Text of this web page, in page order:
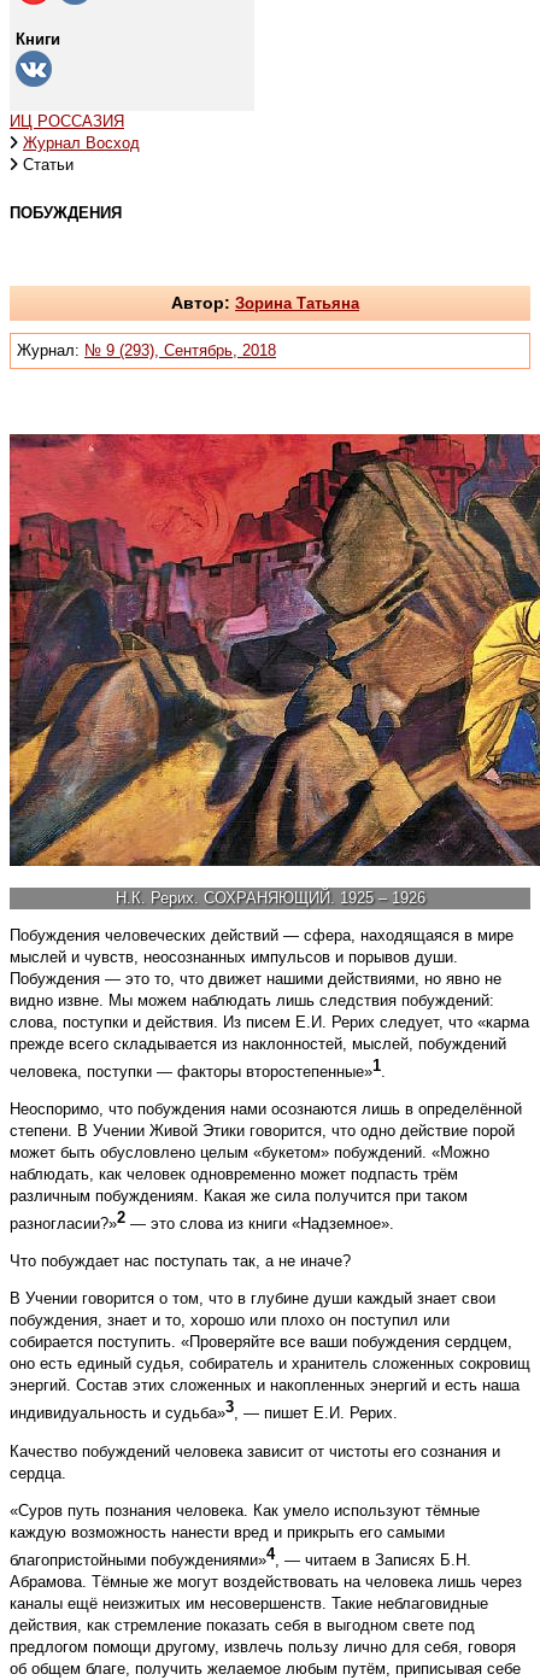
Книги
ИЦ РОССАЗИЯ
Журнал Восход
Статьи
ПОБУЖДЕНИЯ
Автор: Зорина Татьяна
Журнал: № 9 (293), Сентябрь, 2018
Н.К. Рерих. СОХРАНЯЮЩИЙ. 1925 – 1926
Побуждения человеческих действий — сфера, находящаяся в мире
мыслей и чувств, неосознанных импульсов и порывов души.
Побуждения — это то, что движет нашими действиями, но явно не
видно извне. Мы можем наблюдать лишь следствия побуждений:
слова, поступки и действия. Из писем Е.И. Рерих следует, что «карма
прежде всего складывается из наклонностей, мыслей, побуждений
человека, поступки — факторы второстепенные»1.
Неоспоримо, что побуждения нами осознаются лишь в определённой
степени. В Учении Живой Этики говорится, что одно действие порой
может быть обусловлено целым «букетом» побуждений. «Можно
наблюдать, как человек одновременно может подпасть трём
различным побуждениям. Какая же сила получится при таком
разногласии?»2 — это слова из книги «Надземное».
Что побуждает нас поступать так, а не иначе?
В Учении говорится о том, что в глубине души каждый знает свои
побуждения, знает и то, хорошо или плохо он поступил или
собирается поступить. «Проверяйте все ваши побуждения сердцем,
оно есть единый судья, собиратель и хранитель сложенных сокровищ
энергий. Состав этих сложенных и накопленных энергий и есть наша
индивидуальность и судьба»3, — пишет Е.И. Рерих.
Качество побуждений человека зависит от чистоты его сознания и
сердца.
«Суров путь познания человека. Как умело используют тёмные
каждую возможность нанести вред и прикрыть его самыми
благопристойными побуждениями»4, — читаем в Записях Б.Н.
Абрамова. Тёмные же могут воздействовать на человека лишь через
каналы ещё неизжитых им несовершенств. Такие неблаговидные
действия, как стремление показать себя в выгодном свете под
предлогом помощи другому, извлечь пользу лично для себя, говоря
об общем благе, получить желаемое любым путём, приписывая себе